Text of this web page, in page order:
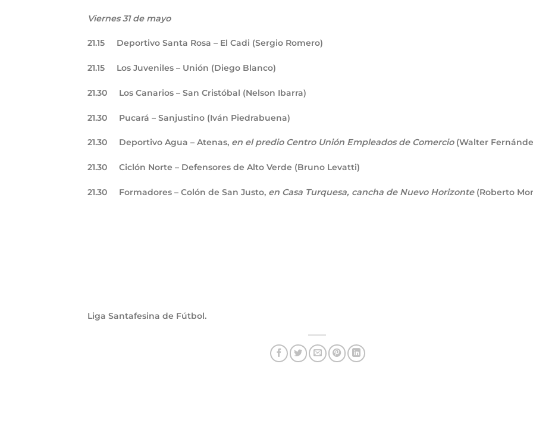
Viernes 31 de mayo
21.15 Deportivo Santa Rosa – El Cadi (Sergio Romero)
21.15 Los Juveniles – Unión (Diego Blanco)
21.30 Los Canarios – San Cristóbal (Nelson Ibarra)
21.30 Pucará – Sanjustino (Iván Piedrabuena)
21.30 Deportivo Agua – Atenas, en el predio Centro Unión Empleados de Comercio (Walter
21.30 Ciclón Norte – Defensores de Alto Verde (Bruno Levatti)
21.30 Formadores – Colón de San Justo, en Casa Turquesa, cancha de Nuevo Horizonte (Roberto
Liga Santafesina de Fútbol.